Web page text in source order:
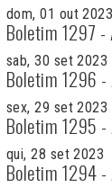
dom, 01 out 2023
Boletim 1297 -
sab, 30 set 2023
Boletim 1296 -
sex, 29 set 2023
Boletim 1295 -
qui, 28 set 2023
Boletim 1294 -